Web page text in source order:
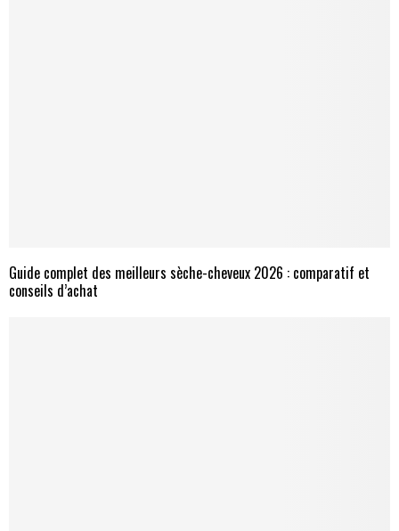
Guide complet des meilleurs sèche-cheveux 2026 : comparatif et
conseils d’achat